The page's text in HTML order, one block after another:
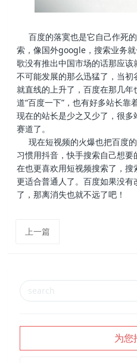
百度的落寞也是它自己作死
索，像国外google，搜索业务
歌没有推出中国市场的话那应
不可能发展的那么迅猛了，当
就直线的上升了，百度在那几
道“百度一下”，也有好多站长靠
现在的站长是少之又少了，很
赛道了。
现在短视频的火爆也把百度
习惯用抖音，快手搜索自己想
在也更喜欢用短视频搜索了，搜
更适合普通人了。百度如果没
了，那离消失也就不远了吧！
上一篇
为您